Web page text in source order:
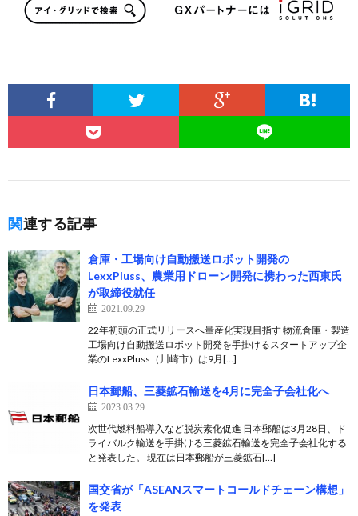
関連する記事
倉庫・工場向け自動搬送ロボット開発の
LexxPluss、農業用ドローン開発に携わった西東氏
が取締役就任
2021.09.29
22年初頭の正式リリースへ量産化実現目指す 物流倉庫・製造
工場向け自動搬送ロボット開発を手掛けるスタートアップ企
業のLexxPluss（川崎市）は9月[…]
日本郵船、三菱鉱石輸送を4月に完全子会社化へ
2023.03.29
次世代燃料船導入など脱炭素化促進 日本郵船は3月28日、ド
ライバルク輸送を手掛ける三菱鉱石輸送を完全子会社化する
と発表した。 現在は日本郵船が三菱鉱石[…]
国交省が「ASEANスマートコールドチェーン構想」
を発表